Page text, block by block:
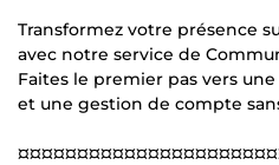
Transformez votre présence
avec notre service de
Faites le premier pas vers
et une gestion de compte